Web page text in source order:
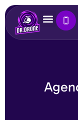
Panneau de gestion